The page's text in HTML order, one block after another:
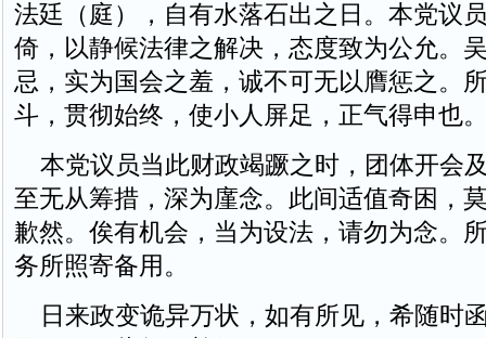
法廷（庭），自有水落石出之日。本党议
倚，以静候法律之解决，态度致为公允。
忌，实为国会之羞，诚不可无以膺惩之。
斗，贯彻始终，使小人屏足，正气得申也
本党议员当此财政竭蹶之时，团体开会
至无从筹措，深为廑念。此间适值奇困，
歉然。俟有机会，当为设法，请勿为念。
务所照寄备用。
日来政变诡异万状，如有所见，希随时